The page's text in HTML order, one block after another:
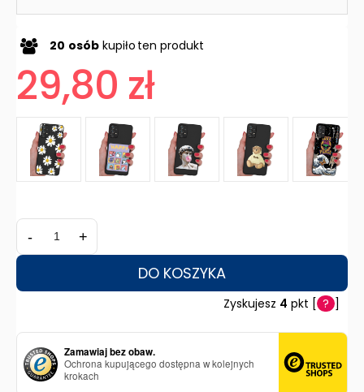
20 osób kupiło ten produkt
29,80 zł
- +
DO KOSZYKA
Zyskujesz 4 pkt [ ? ]
Zamawiaj bez obaw.
Ochrona kupującego dostępna w kolejnych
krokach